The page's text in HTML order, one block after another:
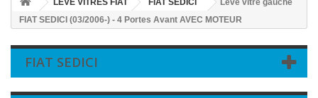
LEVE VITRES FIAT FIAT SEDICI
Leve vitre gauche
FIAT SEDICI (03/2006-) - 4 Portes Avant AVEC MOTEUR
FIAT SEDICI